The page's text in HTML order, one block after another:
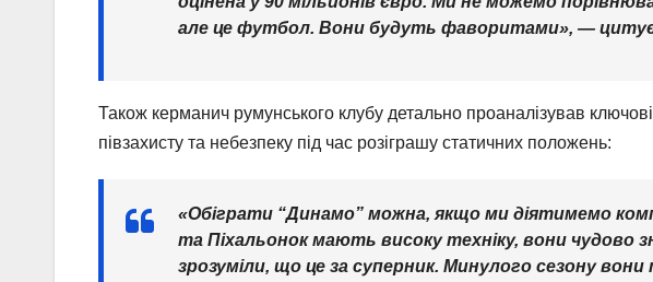
але це футбол. Вони будуть фаворитами», — цитує
Також керманич румунського клубу детально проаналізував ключові
півзахисту та небезпеку під час розіграшу статичних положень:
«Обіграти “Динамо” можна, якщо ми діятимемо
та Піхальонок мають високу техніку, вони чудово
зрозуміли, що це за суперник. Минулого сезону